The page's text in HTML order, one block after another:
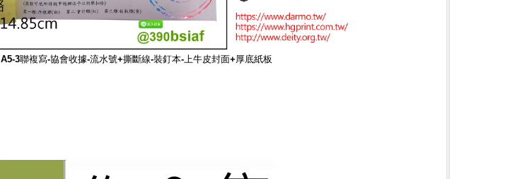
A5-3聯複寫-協會收據-流水號+撕斷線-裝釘本-上牛皮封面+厚底紙板